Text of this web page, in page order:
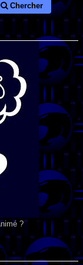
Chercher
?